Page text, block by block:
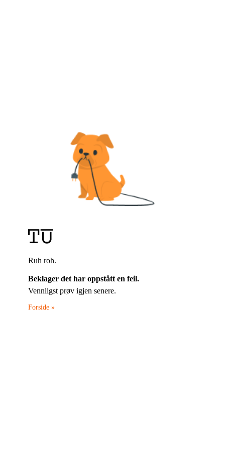
Ruh roh.
Beklager det har oppstått en feil.
Vennligst prøv igjen senere.
Forside »